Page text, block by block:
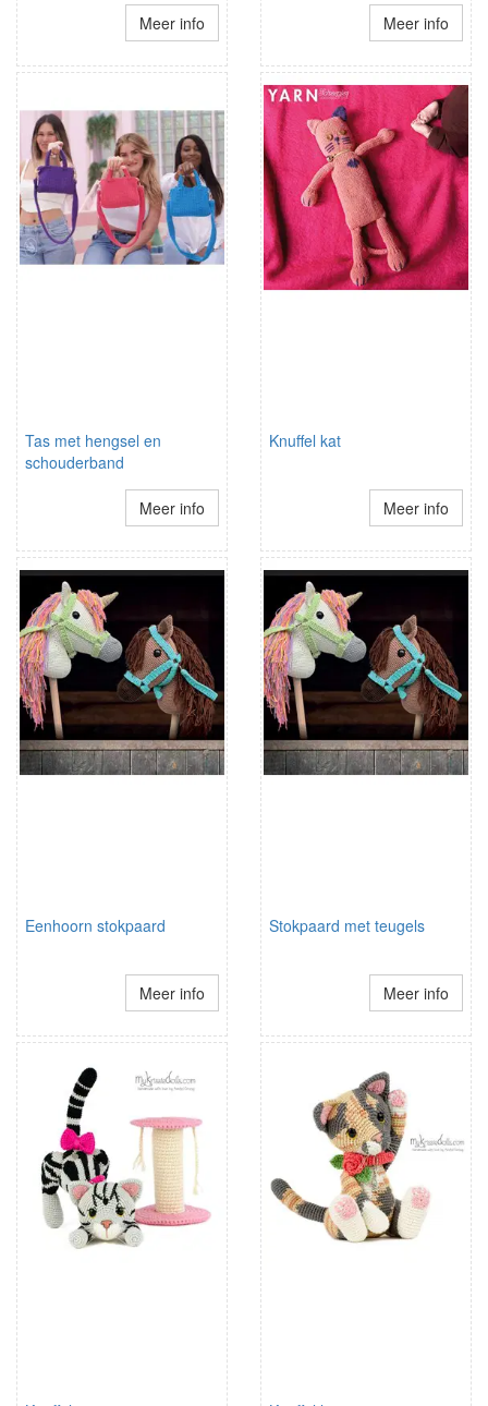
Meer info Meer info
Tas met hengsel en
schouderband
Meer info
Knuffel kat
Meer info
Eenhoorn stokpaard
Meer info
Stokpaard met teugels
Meer info